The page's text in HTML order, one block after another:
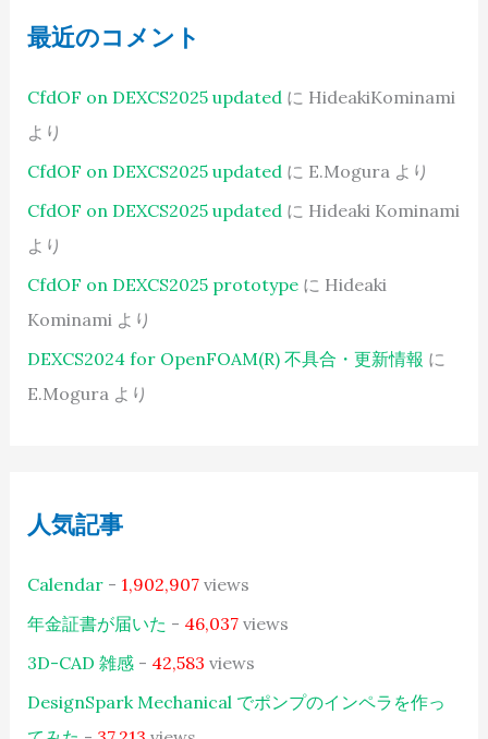
最近のコメント
CfdOF on DEXCS2025 updated に HideakiKominami
より
CfdOF on DEXCS2025 updated に E.Mogura より
CfdOF on DEXCS2025 updated に Hideaki Kominami
より
CfdOF on DEXCS2025 prototypeに Hideaki
Kominami より
DEXCS2024 for OpenFOAM(R) 不具合・更新情報 に
E.Mogura より
人気記事
Calendar- 1,902,907views
年金証書が届いた - 46,037views
3D-CAD 雑感- 42,583 views
DesignSpark Mechanical でポンプのインペラを作っ